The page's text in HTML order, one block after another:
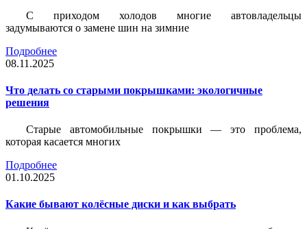
С приходом холодов многие автовладельцы
задумываются о замене шин на зимние
Подробнее
08.11.2025
Что делать со старыми покрышками: экологичные
решения
Старые автомобильные покрышки — это проблема,
которая касается многих
Подробнее
01.10.2025
Какие бывают колёсные диски и как выбрать